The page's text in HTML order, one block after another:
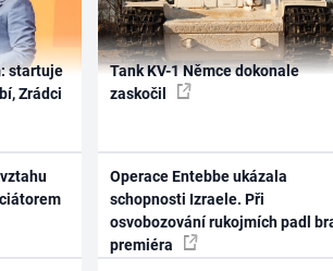
startuje
Zrádci
Tank KV-1 Němce dokonale
zaskočil
Operace Entebbe ukázala
schopnosti Izraele. Při
osvobozování rukojmích padl
premiéra